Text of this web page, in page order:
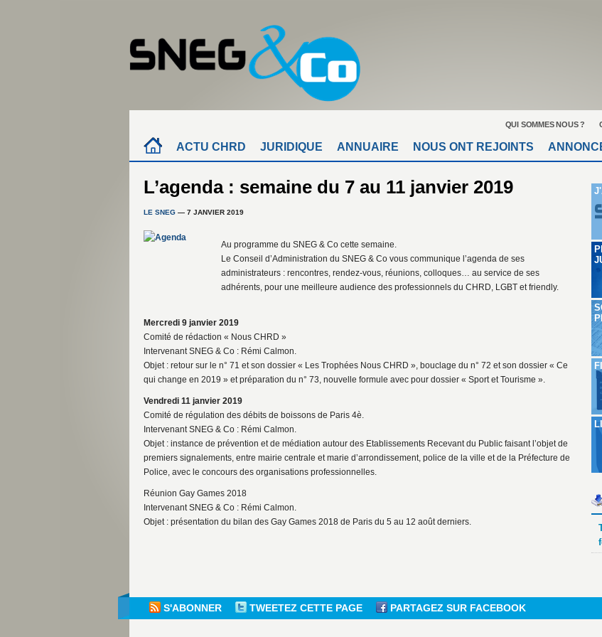
QUI SOMMES NOUS ?
ACTU CHRD JURIDIQUE ANNUAIRE NOUS ONT REJOINTS
L’agenda : semaine du 7 au 11 janvier 2019
LE SNEG — 7 JANVIER 2019
Au programme du SNEG & Co cette semaine.
Le Conseil d’Administration du SNEG & Co vous communique l’agenda de ses
administrateurs : rencontres, rendez-vous, réunions, colloques… au service de ses
adhérents, pour une meilleure audience des professionnels du CHRD, LGBT et friendly.
Mercredi 9 janvier 2019
Comité de rédaction « Nous CHRD »
Intervenant SNEG & Co : Rémi Calmon.
Objet : retour sur le n° 71 et son dossier « Les Trophées Nous CHRD », bouclage du n° 72 et son dossier « Ce
qui change en 2019 » et préparation du n° 73, nouvelle formule avec pour dossier « Sport et Tourisme ».
Vendredi 11 janvier 2019
Comité de régulation des débits de boissons de Paris 4è.
Intervenant SNEG & Co : Rémi Calmon.
Objet : instance de prévention et de médiation autour des Etablissements Recevant du Public faisant l’objet de
premiers signalements, entre mairie centrale et marie d’arrondissement, police de la ville et de la Préfecture de
Police, avec le concours des organisations professionnelles.
Réunion Gay Games 2018
Intervenant SNEG & Co : Rémi Calmon.
Objet : présentation du bilan des Gay Games 2018 de Paris du 5 au 12 août derniers.
S'ABONNER TWEETEZ CETTE PAGE PARTAGEZ SUR FACEBOOK